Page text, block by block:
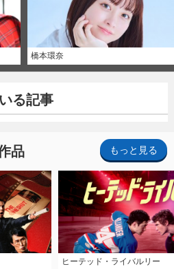
橋本環奈
る記事
品 もっと見る
ヒーテッド・ライバルリー